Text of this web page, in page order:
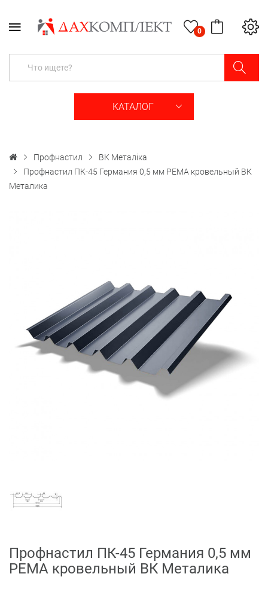
0
КАТАЛОГ
Профнастил
ВК Металіка
Профнастил ПК-45 Германия 0,5 мм PEMA кровельный ВК
Металика
Профнастил ПК-45 Германия 0,5 мм
PEMA кровельный ВК Металика